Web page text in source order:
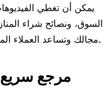
يمكن أن تغطي
السوق، ونصائح شراء
مجالك وتساعد العملاء المحتملين على الشعور بمزيد من المعلومات.
مرجع سريع: